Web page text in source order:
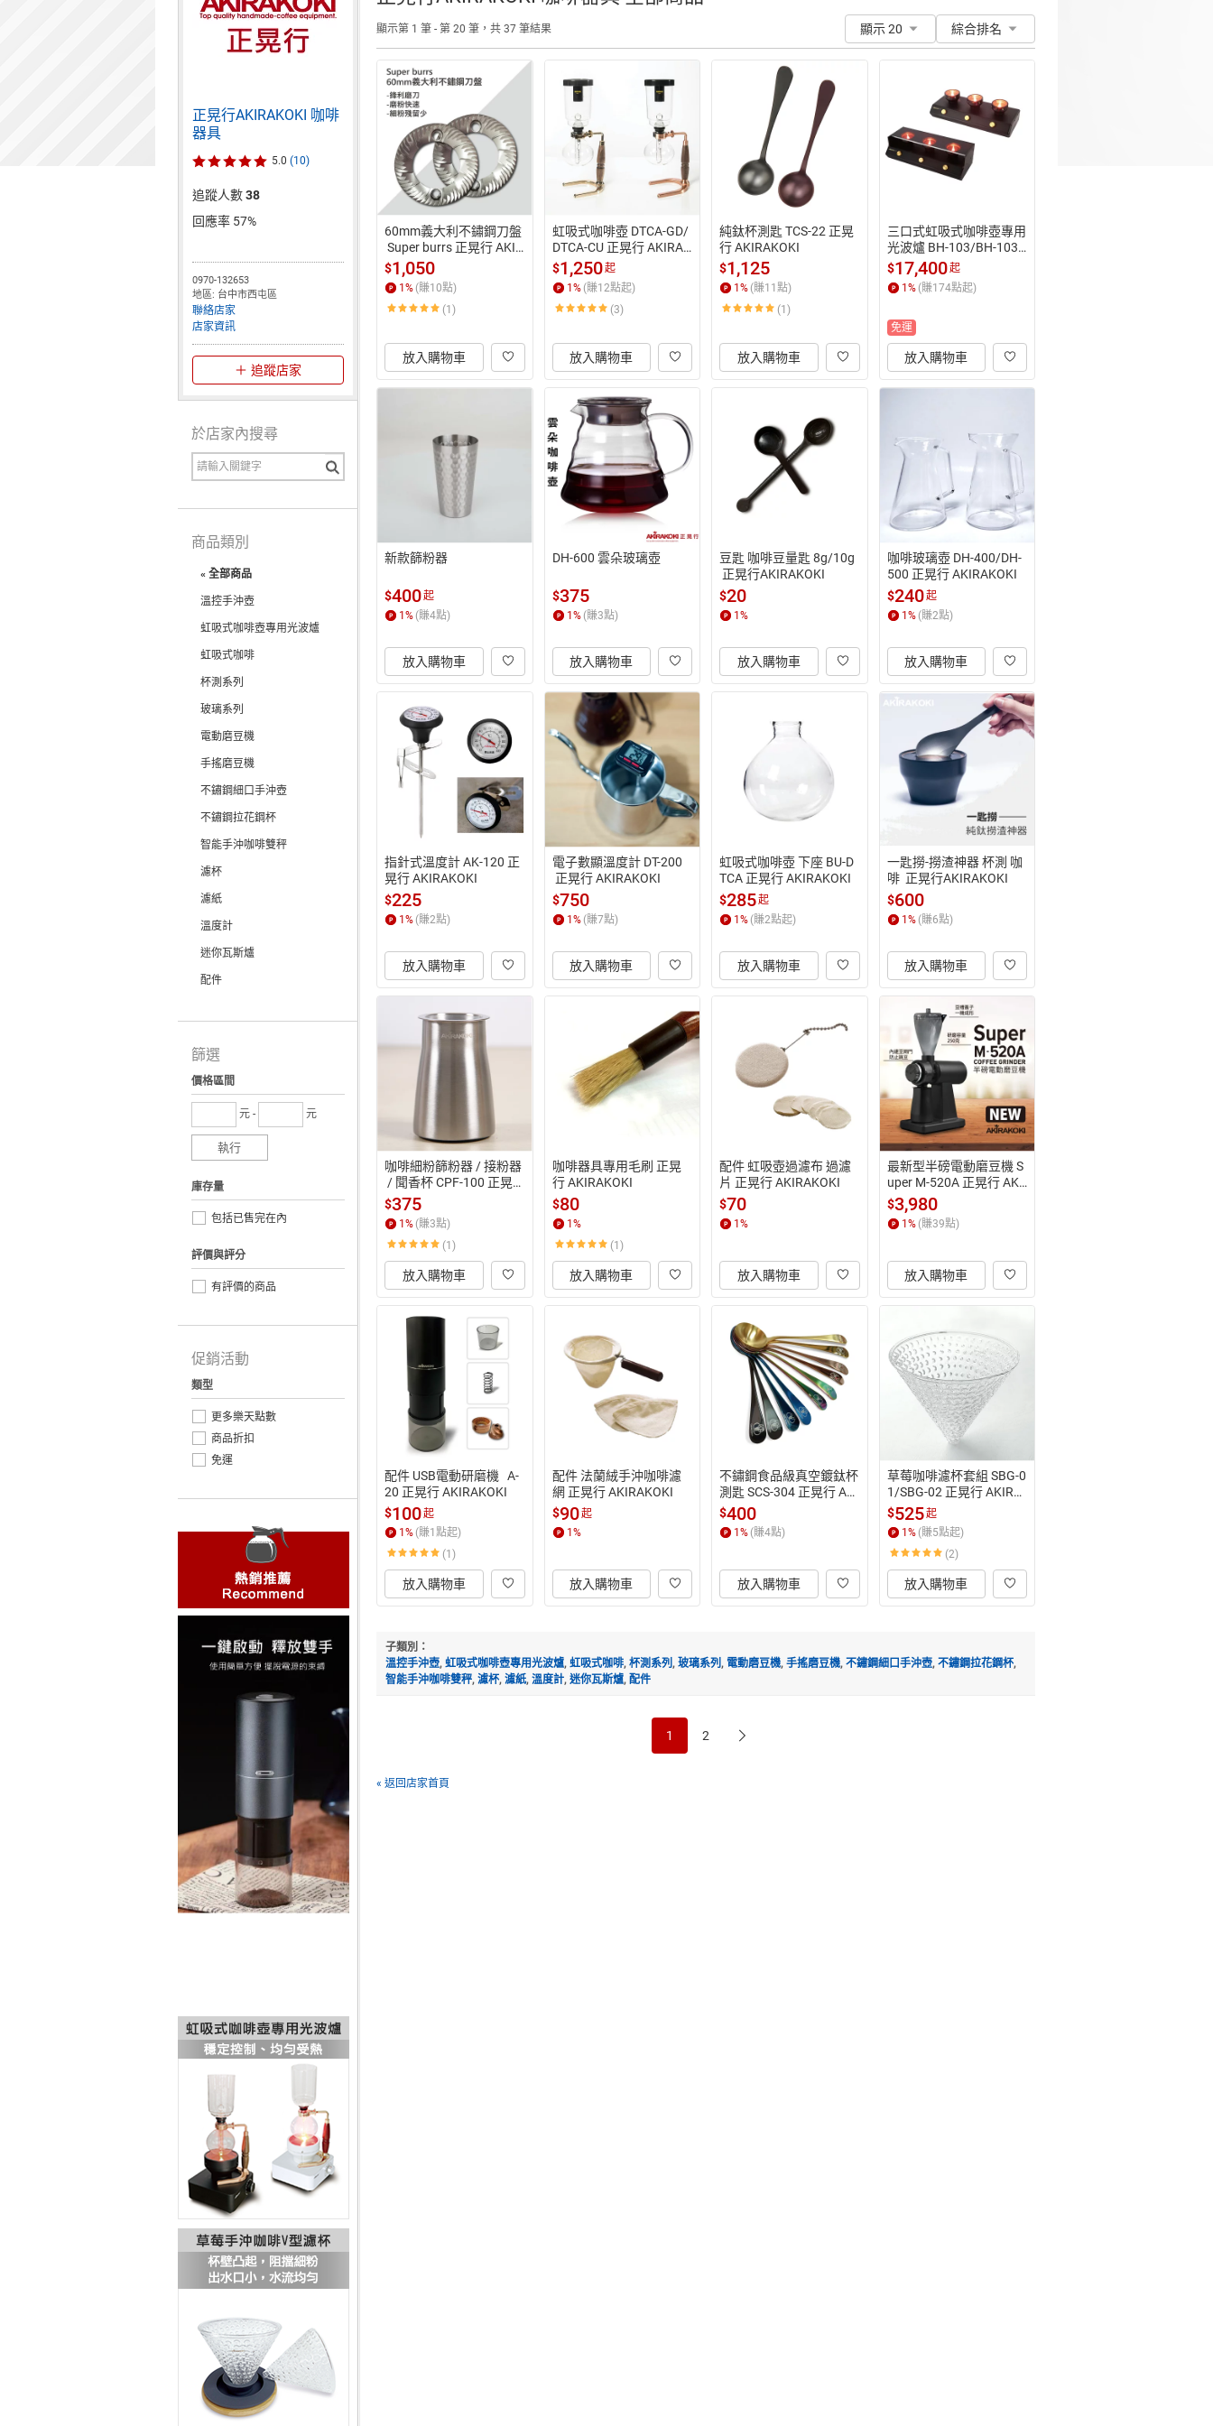
顯示第 1 筆 - 第 20 筆，共 37 筆結果 顯示 20 綜合排名
60mm義大利不鏽鋼刀盤
Super burrs 正晃行 AKIR
AKOKI
$1,050
1% (賺10點)
(1)
放入購物車
虹吸式咖啡壺 DTCA-GD/
DTCA-CU 正晃行 AKIRAK
OKI
$1,250起
1% (賺12點起)
(3)
放入購物車
純鈦杯測匙 TCS-22 正晃
行 AKIRAKOKI
$1,125
1% (賺11點)
(1)
放入購物車
三口式虹吸式咖啡壺專用
光波爐 BH-103/BH-103D
正晃行 AKIRAKOKI
$17,400起
1% (賺174點起)
免運
放入購物車
新款篩粉器
$400起
1% (賺4點)
放入購物車
DH-600 雲朵玻璃壺
$375
1% (賺3點)
放入購物車
豆匙 咖啡豆量匙 8g/10g
正晃行AKIRAKOKI
$20
1%
放入購物車
咖啡玻璃壺 DH-400/DH-
500 正晃行 AKIRAKOKI
$240起
1% (賺2點)
放入購物車
指針式溫度計 AK-120 正
晃行 AKIRAKOKI
$225
1% (賺2點)
放入購物車
電子數顯溫度計 DT-200
正晃行 AKIRAKOKI
$750
1% (賺7點)
放入購物車
虹吸式咖啡壺 下座 BU-D
TCA 正晃行 AKIRAKOKI
$285起
1% (賺2點起)
放入購物車
一匙撈-撈渣神器 杯測 咖
啡  正晃行AKIRAKOKI
$600
1% (賺6點)
放入購物車
咖啡細粉篩粉器 / 接粉器
/ 聞香杯 CPF-100 正晃
行 AKIRAKOKI
$375
1% (賺3點)
(1)
放入購物車
咖啡器具專用毛刷 正晃
行 AKIRAKOKI
$80
1%
(1)
放入購物車
配件 虹吸壺過濾布 過濾
片 正晃行 AKIRAKOKI
$70
1%
放入購物車
最新型半磅電動磨豆機 S
uper M-520A 正晃行 AKI
RAKOKI
$3,980
1% (賺39點)
放入購物車
配件 USB電動研磨機   A-
20 正晃行 AKIRAKOKI
$100起
1 % (賺1 點起)
(1)
放入購物車
配件 法蘭絨手沖咖啡濾
網 正晃行 AKIRAKOKI
$90起
1 %
放入購物車
不鏽鋼食品級真空鍍鈦杯
測匙 SCS-304 正晃行 AKI
RAKOKI
$400
1 % (賺4點)
放入購物車
草莓咖啡濾杯套組 SBG-0
1/SBG-02 正晃行 AKIRA
KOKI
$525起
1 % (賺5點起)
(2)
放入購物車
子類別：
溫控手沖壺, 虹吸式咖啡壺專用光波爐, 虹吸式咖啡, 杯測系列, 玻璃系列, 電動磨豆機, 手搖磨豆機, 不鏽鋼細口手沖壺, 不鏽鋼拉花鋼杯,
智能手沖咖啡雙秤, 濾杯, 濾紙, 溫度計, 迷你瓦斯爐, 配件
1 2
« 返回店家首頁
正晃行AKIRAKOKI 咖啡
器具
5.0 (10)
追蹤人數38
回應率 57%
0970-132653
地區: 台中市西屯區
聯絡店家
店家資訊
追蹤店家
於店家內搜尋
商品類別
« 全部商品
溫控手沖壺
虹吸式咖啡壺專用光波爐
虹吸式咖啡
杯測系列
玻璃系列
電動磨豆機
手搖磨豆機
不鏽鋼細口手沖壺
不鏽鋼拉花鋼杯
智能手沖咖啡雙秤
濾杯
濾紙
溫度計
迷你瓦斯爐
配件
篩選
價格區間
元 - 元
執行
庫存量
包括已售完在內
評價與評分
有評價的商品
促銷活動
類型
更多樂天點數
商品折扣
免運